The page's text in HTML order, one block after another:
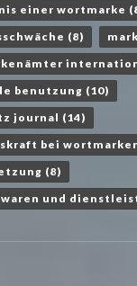
einer wortmarke
(8)
benutzung (10)
journal (14)
bei
(8)
und